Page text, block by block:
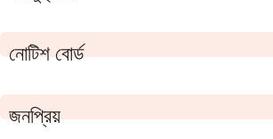
নোটিশ বোর্ড
জনপ্রিয়